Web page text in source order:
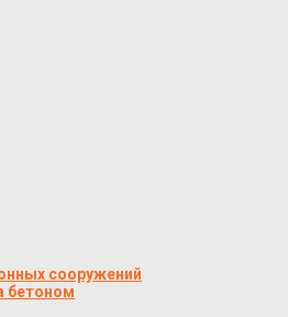
сооружений
бетоном